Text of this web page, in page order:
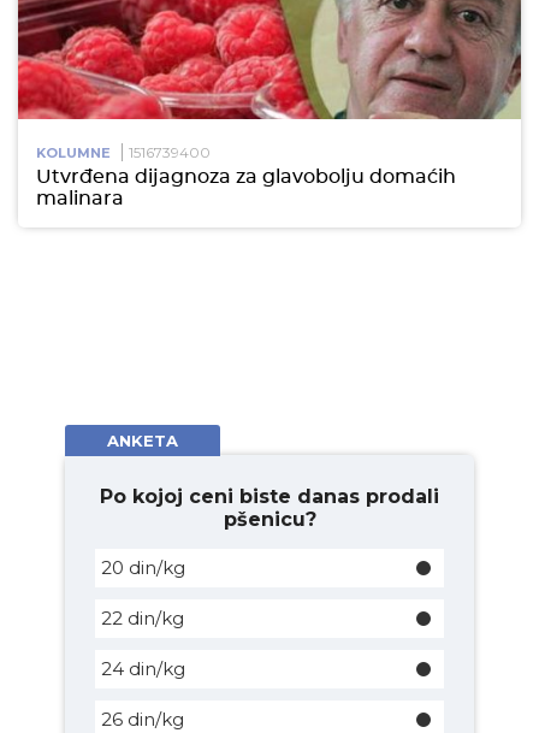
KOLUMNE 1516739400
Utvrđena dijagnoza za glavobolju domaćih
malinara
ANKETA
Po kojoj ceni biste danas prodali
pšenicu?
20 din/kg
22 din/kg
24 din/kg
26 din/kg